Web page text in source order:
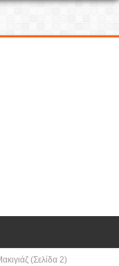
(Σελίδα 2)